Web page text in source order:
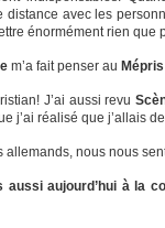
avec les
énormément rien que
m’a fait penser au Mépris
J’ai aussi revu
j’ai réalisé que j’allais
allemands, nous nous
aujourd’hui à la